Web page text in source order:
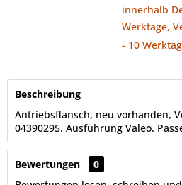
innerhalb
Werktage,
- 10
Beschreibung
Antriebsflansch, neu vorhanden,
04390295. Ausführung Valeo.
Bewertungen
0